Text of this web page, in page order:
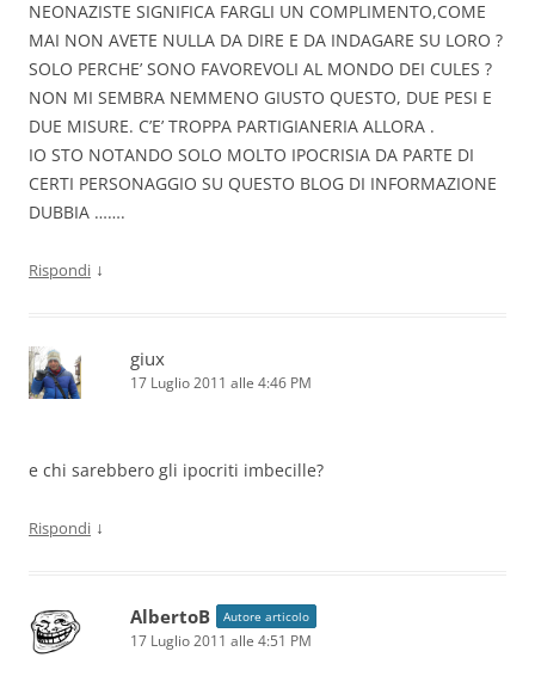
NEONAZISTE SIGNIFICA FARGLI UN COMPLIMENTO,COME
MAI NON AVETE NULLA DA DIRE E DA INDAGARE SU LORO ?
SOLO PERCHE’ SONO FAVOREVOLI AL MONDO DEI CULES ?
NON MI SEMBRA NEMMENO GIUSTO QUESTO, DUE PESI E
DUE MISURE. C’E’ TROPPA PARTIGIANERIA ALLORA .
IO STO NOTANDO SOLO MOLTO IPOCRISIA DA PARTE DI
CERTI PERSONAGGIO SU QUESTO BLOG DI INFORMAZIONE
DUBBIA …….
Rispondi ↓
giux
17 Luglio 2011 alle 4:46 PM
e chi sarebbero gli ipocriti imbecille?
Rispondi ↓
AlbertoB Autore articolo
17 Luglio 2011 alle 4:51 PM